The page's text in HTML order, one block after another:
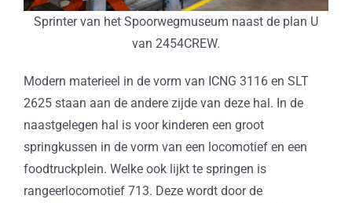
Sprinter van het Spoorwegmuseum naast de plan U
van 2454CREW.
Modern materieel in de vorm van ICNG 3116 en SLT
2625 staan aan de andere zijde van deze hal. In de
naastgelegen hal is voor kinderen een groot
springkussen in de vorm van een locomotief en een
foodtruckplein. Welke ook lijkt te springen is
rangeerlocomotief 713. Deze wordt door de